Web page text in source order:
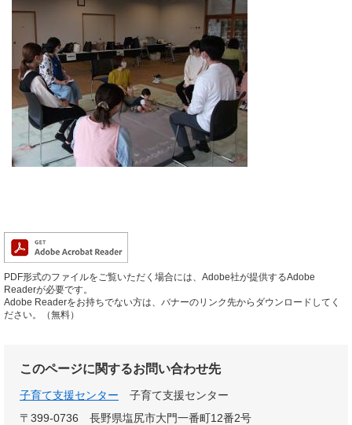
PDF形式のファイルをご覧いただく場合には、Adobe社が提供するAdobe
Readerが必要です。
Adobe Readerをお持ちでない方は、バナーのリンク先からダウンロードしてく
ださい。（無料）
このページに関するお問い合わせ先
子育て支援センター
子育て支援センター
〒399-0736
長野県塩尻市大門一番町12番2号